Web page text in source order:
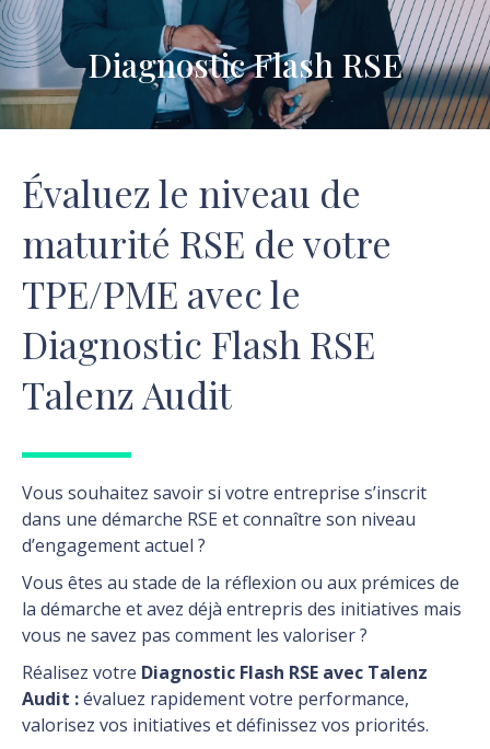
Diagnostic Flash RSE
Vous êtes ici :
Évaluez le niveau de
maturité RSE de votre
TPE/PME avec le
Diagnostic Flash RSE
Talenz Audit
Vous souhaitez savoir si votre entreprise s’inscrit
dans une démarche RSE et connaître son niveau
d’engagement actuel ?
Vous êtes au stade de la réflexion ou aux prémices de
la démarche et avez déjà entrepris des initiatives mais
vous ne savez pas comment les valoriser ?
Réalisez votre Diagnostic Flash RSE avec Talenz
Audit :évaluez rapidement votre performance,
valorisez vos initiatives et définissez vos priorités.